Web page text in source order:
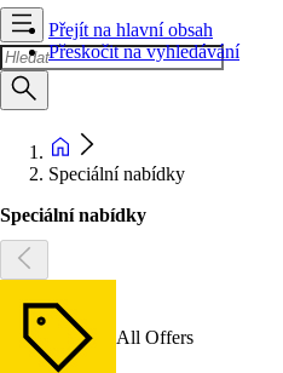
Přejít na hlavní obsah
Přeskočit na vyhledávání
Speciální nabídky
Speciální nabídky
All Offers